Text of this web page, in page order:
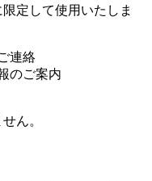
定して使用いたしま
連絡
のご案内
ん。